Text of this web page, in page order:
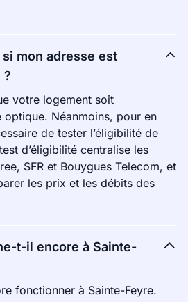
mon adresse est
?
votre logement soit
Néanmoins, pour en
de tester l’éligibilité de
d’éligibilité centralise les
SFR et Bouygues Telecom, et
les prix et les débits des
t-il encore à Sainte-
fonctionner à Sainte-Feyre.